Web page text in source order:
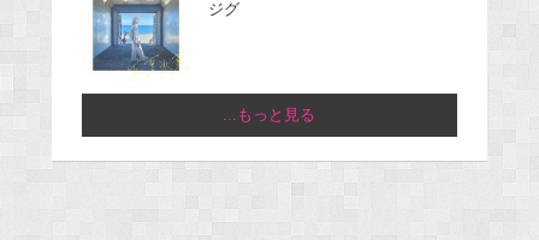
ジグ
...もっと見る